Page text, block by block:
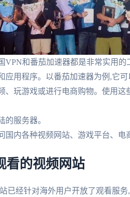
VPN和番茄加速器都是非常实用
应用程序。以番茄加速器为例,它
、玩游戏或进行电商购物。使用
的服务器。
国内各种视频网站、游戏平台、电
看的视频网站
已经针对海外用户开放了观看服